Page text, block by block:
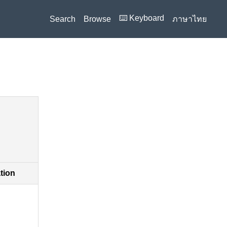
Search Browse ⌨️ Keyboard ภาษาไทย